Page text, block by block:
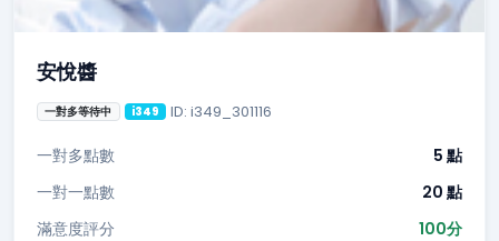
安悅醬
一對多等待中 i349 ID: i349_301116
一對多點數
5 點
一對一點數
20 點
滿意度評分
100分